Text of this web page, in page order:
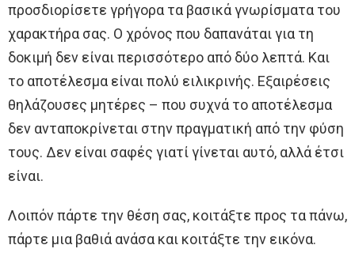
προσδιορίσετε γρήγορα τα βασικά γνωρίσματα του
χαρακτήρα σας. Ο χρόνος που δαπανάται για τη
δοκιμή δεν είναι περισσότερο από δύο λεπτά. Και
το αποτέλεσμα είναι πολύ ειλικρινής. Εξαιρέσεις
θηλάζουσες μητέρες – που συχνά το αποτέλεσμα
δεν ανταποκρίνεται στην πραγματική από την φύση
τους. Δεν είναι σαφές γιατί γίνεται αυτό, αλλά έτσι
είναι.
Λοιπόν πάρτε την θέση σας, κοιτάξτε προς τα πάνω,
πάρτε μια βαθιά ανάσα και κοιτάξτε την εικόνα.